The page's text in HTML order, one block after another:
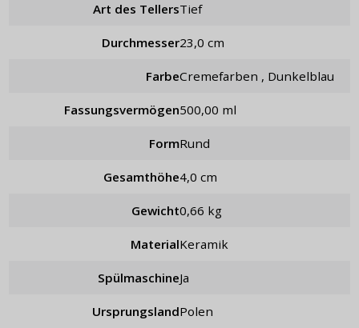
Art des Tellers tief
Durchmesser 23,0 cm
Farbe Cremefarben , Dunkelblau
Fassungsvermögen 500,00 ml
Form rund
Gesamthöhe 4,0 cm
Gewicht 0,66 kg
Material Keramik
Spülmaschine Ja
Ursprungsland Polen